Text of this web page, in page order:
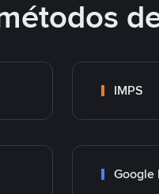
IMPS
Google